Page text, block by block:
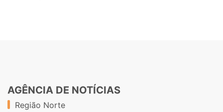
AGÊNCIA DE NOTÍCIAS
Região Norte